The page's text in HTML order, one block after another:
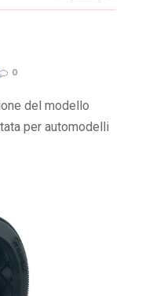
0
del modello
per automodelli